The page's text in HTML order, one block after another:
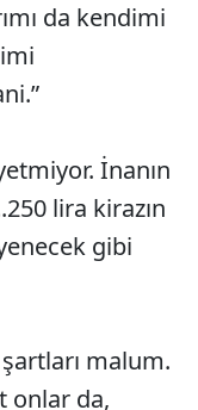
da kendimi
İnanın
lira kirazın
gibi
malum.
onlar da,